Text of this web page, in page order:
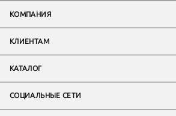
КОМПАНИЯ
КЛИЕНТАМ
КАТАЛОГ
СОЦИАЛЬНЫЕ СЕТИ